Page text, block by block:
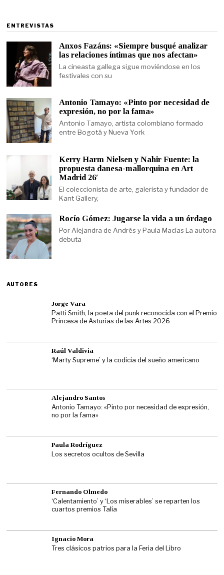
ENTREVISTAS
Anxos Fazáns: «Siempre busqué analizar
las relaciones íntimas que nos afectan»
La cineasta gallega sigue moviéndose en los
festivales con su
Antonio Tamayo: «Pinto por necesidad de
expresión, no por la fama»
Antonio Tamayo, artista colombiano formado
entre Bogotá y Nueva York
Kerry Harm Nielsen y Nahir Fuente: la
propuesta danesa-mallorquina en Art
Madrid 26′
El coleccionista de arte, galerista y fundador de
Kant Gallery,
Rocío Gómez: Jugarse la vida a un órdago
Por Alejandra de Andrés y Paula Macías La autora
debuta
AUTORES
Jorge Vara
Patti Smith, la poeta del punk reconocida con el Premio
Princesa de Asturias de las Artes 2026
Raúl Valdivia
‘Marty Supreme’ y la codicia del sueño americano
Alejandro Santos
Antonio Tamayo: «Pinto por necesidad de expresión,
no por la fama»
Paula Rodríguez
Los secretos ocultos de Sevilla
Fernando Olmedo
‘Calentamiento’ y ‘Los miserables’ se reparten los
cuartos premios Talía
Ignacio Mora
Tres clásicos patrios para la Feria del Libro